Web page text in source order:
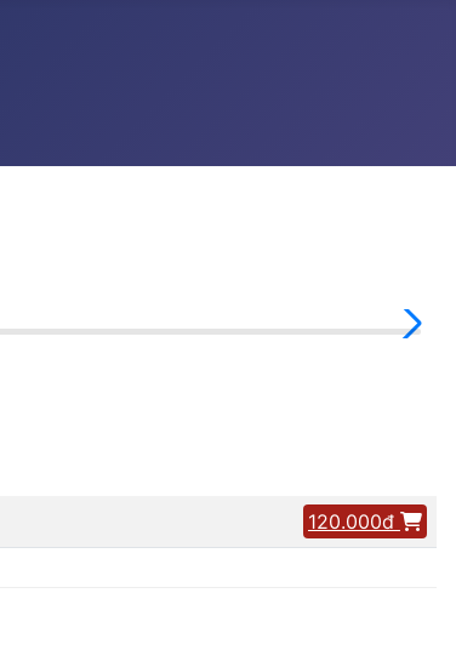
120.000đ